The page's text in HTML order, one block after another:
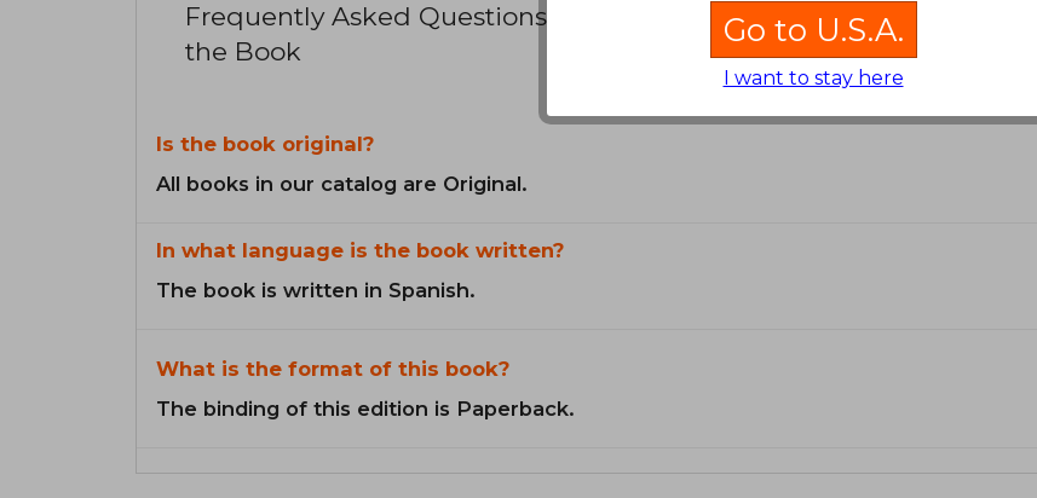
Frequently Asked Questions about
the Book
Is the book original?
All books in our catalog are Original.
In what language is the book written?
The book is written in Spanish.
What is the format of this book?
The binding of this edition is Paperback.
Go to U.S.A.
I want to stay here